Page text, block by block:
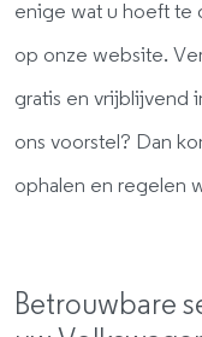
enige wat u hoeft te
op onze website.
gratis en vrijblijvend
ons voorstel? Dan
ophalen en regelen
Betrouwbare